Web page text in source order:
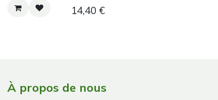
14,40 €
À propos de nous